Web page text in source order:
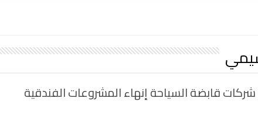
قابضة السياحة إنهاء المشروعات الفندقية